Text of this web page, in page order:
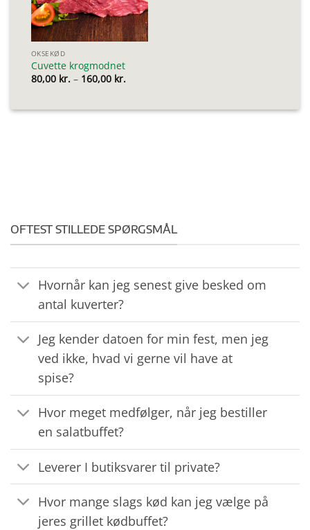
OKSEKØD
Cuvette krogmodnet
80,00 kr. – 160,00 kr.Prisinterval:
80,00 kr.
OFTEST STILLEDE SPØRGSMÅL
Hvornår kan jeg senest give besked om
antal kuverter?
Jeg kender datoen for min fest, men jeg
ved ikke, hvad vi gerne vil have at
spise?
Hvor meget medfølger, når jeg bestiller
en salatbuffet?
Leverer I butiksvarer til private?
Hvor mange slags kød kan jeg vælge på
jeres grillet kødbuffet?